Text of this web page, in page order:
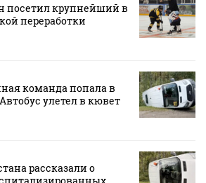
посетил крупнейший в
переработки
команда попала в
улетел в кювет
рассказали о